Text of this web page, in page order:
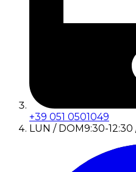
+39 051 0501049
LUN / DOM9:30-12:30